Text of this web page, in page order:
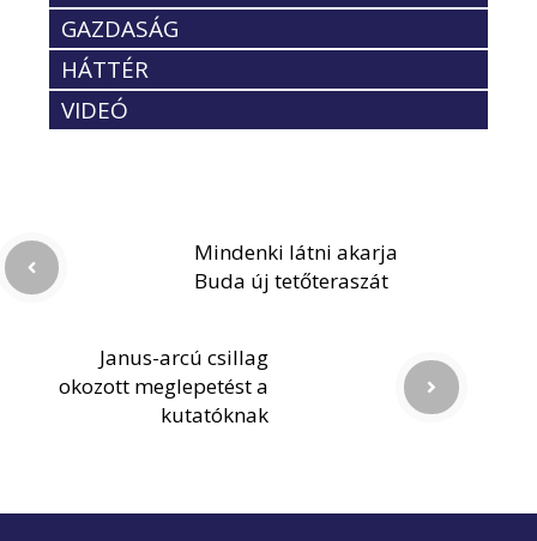
GAZDASÁG
HÁTTÉR
VIDEÓ
Mindenki látni akarja
Buda új tetőteraszát
Janus-arcú csillag
okozott meglepetést a
kutatóknak